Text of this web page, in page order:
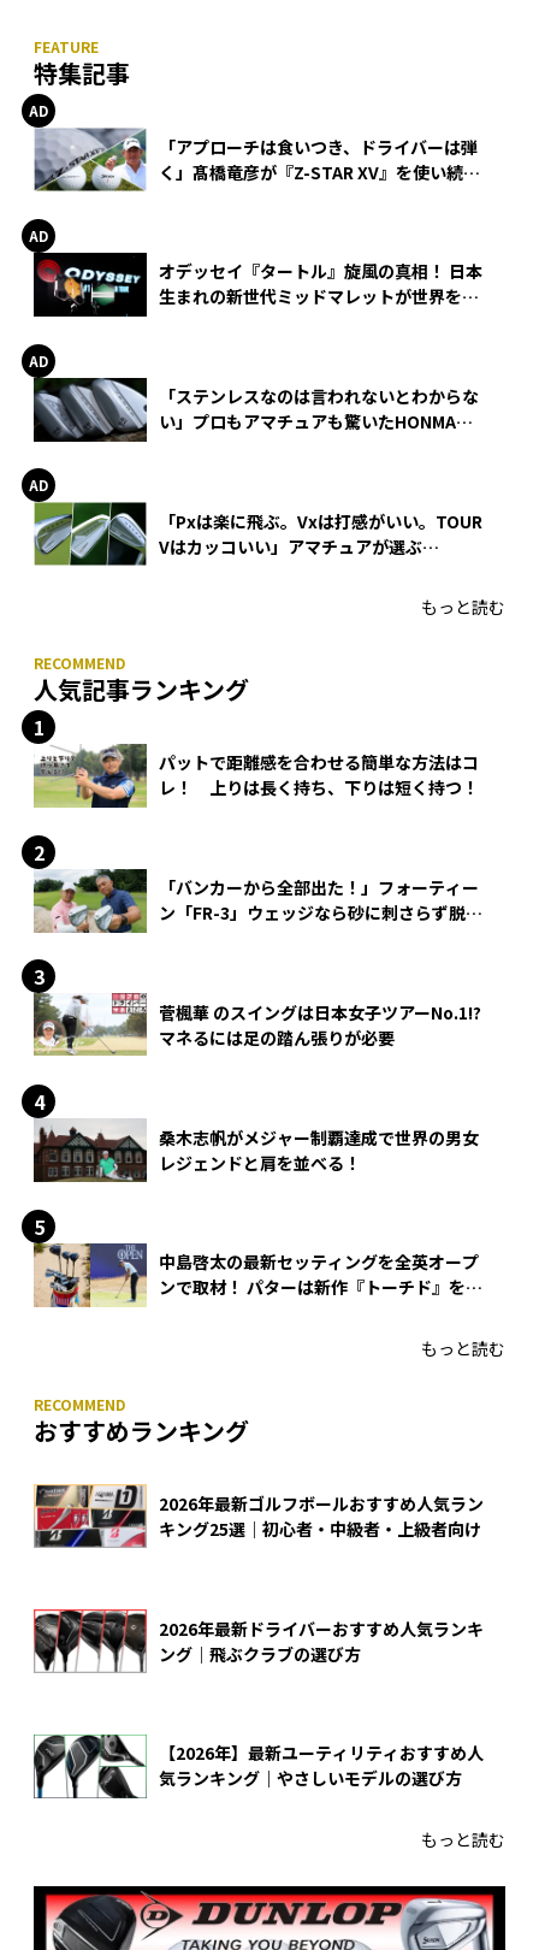
特集記事
「アプローチは食いつき、ドライバーは弾
く」髙橋竜彦が『Z-STAR XV』を使い続け
オデッセイ『タートル』旋風の真相！ 日本
生まれの新世代ミッドマレットが世界を席
「ステンレスなのは言われないとわからな
い」プロもアマチュアも驚いたHONMA
「Pxは楽に飛ぶ。Vxは打感がいい。TOUR
Vはカッコいい」アマチュアが選ぶ
もっと読む
人気記事ランキング
パットで距離感を合わせる簡単な方法はコ
レ！ 上りは長く持ち、下りは短く持つ！
「バンカーから全部出た！」フォーティー
ン「FR-3」ウェッジなら砂に刺さらず脱出
菅楓華 のスイングは日本女子ツアーNo.1!?
マネるには足の踏ん張りが必要
桑木志帆がメジャー制覇達成で世界の男女
レジェンドと肩を並べる！
中島啓太の最新セッティングを全英オープ
ンで取材！ パターは新作『トーチド』を投
もっと読む
おすすめランキング
2026年最新ゴルフボールおすすめ人気ラン
キング25選｜初心者・中級者・上級者向け
2026年最新ドライバーおすすめ人気ランキ
ング｜飛ぶクラブの選び方
【2026年】最新ユーティリティおすすめ人
気ランキング｜やさしいモデルの選び方
もっと読む